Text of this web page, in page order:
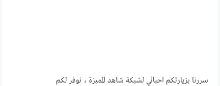
سررنا بزيارتكم احبائي لشبكة شاهد المميزة ، نوفر لكم